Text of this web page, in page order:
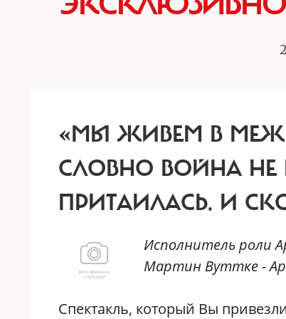
«МЫ ЖИВЕМ В
СЛОВНО ВОЙНА НЕ
ПРИТАИЛАСЬ. И
Исполнитель роли
Мартин Вуттке -
Спектакль, который Вы